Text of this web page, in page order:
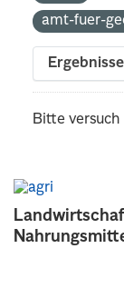
amt-fuer-
Bitte